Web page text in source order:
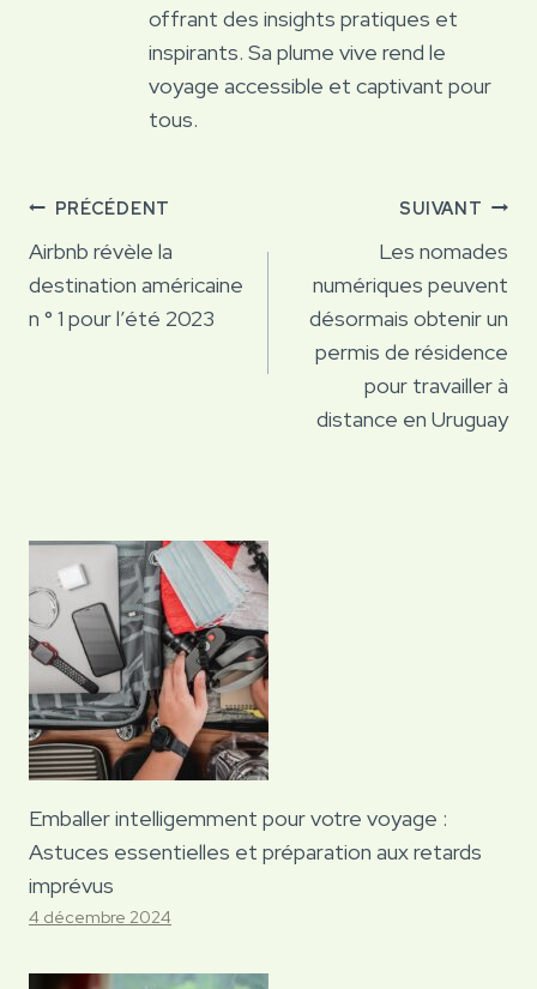
offrant des insights pratiques et
inspirants. Sa plume vive rend le
voyage accessible et captivant pour
tous.
Navigation
de
l’article
PRÉCÉDENT
Airbnb révèle la
destination américaine
n ° 1 pour l’été 2023
SUIVANT
Les nomades
numériques peuvent
désormais obtenir un
permis de résidence
pour travailler à
distance en Uruguay
Emballer intelligemment pour votre voyage :
Astuces essentielles et préparation aux retards
imprévus
4 décembre 2024